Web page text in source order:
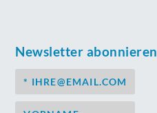
Newsletter abonnieren